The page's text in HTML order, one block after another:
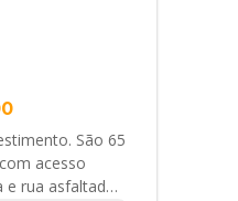
São 65
acesso
e rua asfaltada.